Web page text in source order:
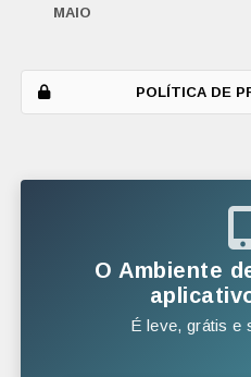
MAIO
POLÍTICA DE
O Ambiente
É leve, grátis e